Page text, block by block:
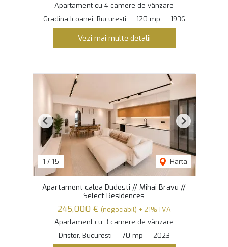
Apartament cu 4 camere de vânzare
Gradina Icoanei, Bucuresti
120 mp 1936
Vezi mai multe detalii
1 / 15 Harta
Previous Next
Apartament calea Dudesti // Mihai Bravu //
Select Residences
245,000 € (negociabil) + 21% TVA
Apartament cu 3 camere de vânzare
Dristor, Bucuresti
70 mp 2023